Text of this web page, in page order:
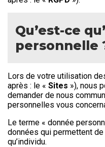
Qu’est-ce
personnelle
Lors de votre utilisation
après : le « Sites »), nous
demander de nous
personnelles vous
Le terme « donnée
données qui permettent
qu’individu.